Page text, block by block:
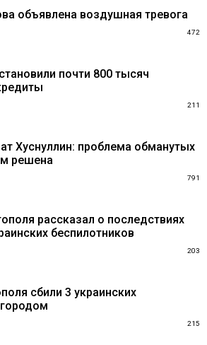
объявлена воздушная тревога
472
почти 800 тысяч
211
Хуснуллин: проблема обманутых
решена
791
рассказал о последствиях
беспилотников
203
сбили 3 украинских
215